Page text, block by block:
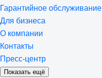
Гарантийное обслуживание
Для бизнеса
О компании
Контакты
Пресс-центр
Показать ещё